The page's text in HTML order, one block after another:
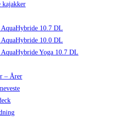
kajakker
AquaHybride 10.7 DL
AquaHybride 10.0 DL
AquaHybride Yoga 10.7 DL
– Årer